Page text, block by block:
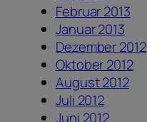
Februar 2013
Januar 2013
Dezember 2012
Oktober 2012
August 2012
Juli 2012
Juni 2012